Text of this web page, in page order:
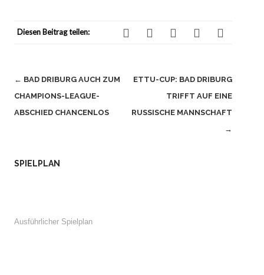
Diesen Beitrag teilen:
Beitragsnavigation
← BAD DRIBURG AUCH ZUM
CHAMPIONS-LEAGUE-
ABSCHIED CHANCENLOS
ETTU-CUP: BAD DRIBURG
TRIFFT AUF EINE
RUSSISCHE MANNSCHAFT
→
SPIELPLAN
Ausführlicher Spielplan